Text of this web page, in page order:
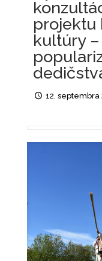
projektu
kultúry
12. septembra